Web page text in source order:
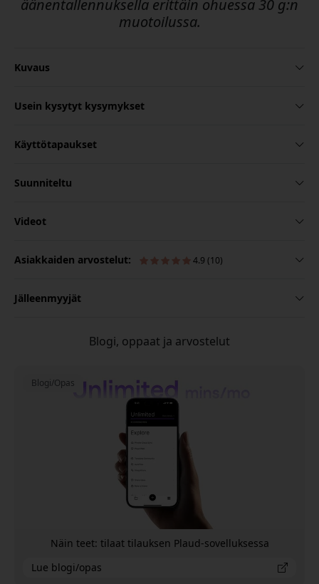
äänentallennuksella erittäin ohuessa 30 g:n
muotoilussa.
Kuvaus
Usein kysytyt kysymykset
Käyttötapaukset
Suunniteltu
Videot
Asiakkaiden arvostelut: 4.9 (10)
Jälleenmyyjät
Blogi, oppaat ja arvostelut
Blogi/Opas
Näin teet: tilaat tilauksen Plaud-sovelluksessa
Lue blogi/opas